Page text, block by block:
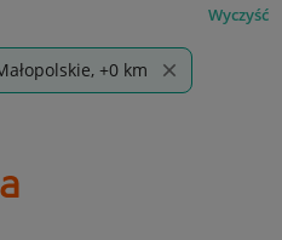
Wyczyść
+0 km